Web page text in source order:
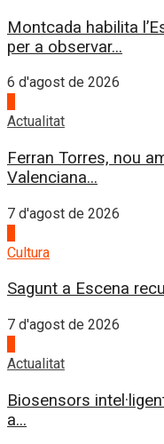
Montcada habilita
per a observar...
6 d'agost de 2026
Actualitat
Ferran Torres, nou
Valenciana...
7 d'agost de 2026
Cultura
Sagunt a Escena
7 d'agost de 2026
Actualitat
Biosensors
a...